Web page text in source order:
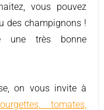
vous pouvez
des champignons !
une très bonne
on vous invite à
tomates,